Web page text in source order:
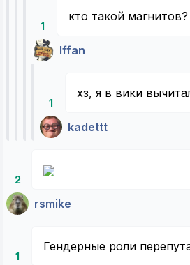
1
кто такой магнитов?
Iffan
1
хз, я в вики
kadettt
2
rsmike
1
Гендерные роли